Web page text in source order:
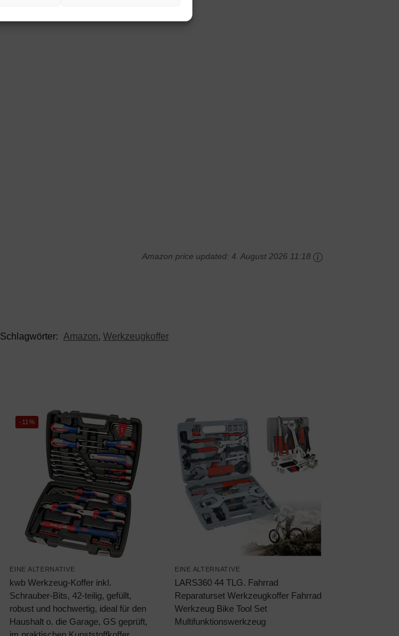
Amazon price updated:4. August 2026 11:18
Schlagwörter: Amazon, Werkzeugkoffer
-11%
EINE ALTERNATIVE
kwb Werkzeug-Koffer inkl.
Schrauber-Bits, 42-teilig, gefüllt,
robust und hochwertig, ideal für den
Haushalt o. die Garage, GS geprüft,
EINE ALTERNATIVE
LARS360 44 TLG. Fahrrad
Reparaturset Werkzeugkoffer Fahrrad
Werkzeug Bike Tool Set
Multifunktionswerkzeug